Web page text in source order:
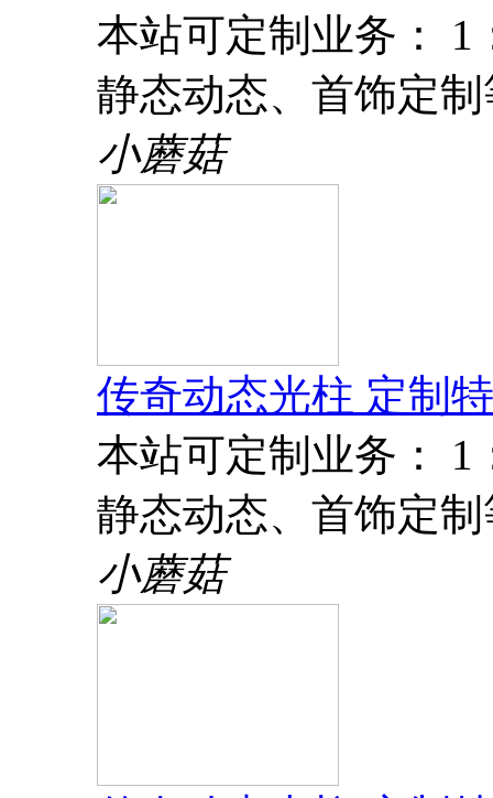
本站可定制业务： 1
静态动态、首饰定
小蘑菇
传奇动态光柱 定制
本站可定制业务： 1
静态动态、首饰定
小蘑菇